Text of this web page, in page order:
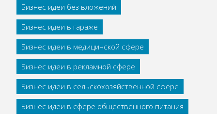
Бизнес идеи без вложений
Бизнес идеи в гараже
Бизнес идеи в медицинской сфере
Бизнес идеи в рекламной сфере
Бизнес идеи в сельскохозяйственной сфере
Бизнес идеи в сфере общественного питания